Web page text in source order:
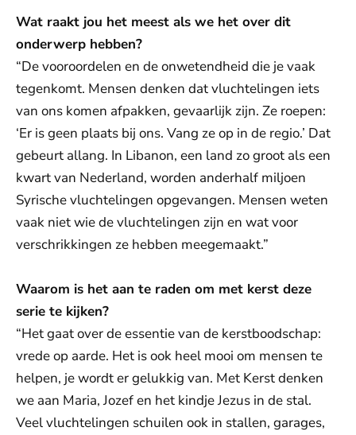
Wat raakt jou het meest als we het over dit
onderwerp hebben?
“De vooroordelen en de onwetendheid die je vaak
tegenkomt. Mensen denken dat vluchtelingen iets
van ons komen afpakken, gevaarlijk zijn. Ze roepen:
‘Er is geen plaats bij ons. Vang ze op in de regio.’ Dat
gebeurt allang. In Libanon, een land zo groot als een
kwart van Nederland, worden anderhalf miljoen
Syrische vluchtelingen opgevangen. Mensen weten
vaak niet wie de vluchtelingen zijn en wat voor
verschrikkingen ze hebben meegemaakt.”
Waarom is het aan te raden om met kerst deze
serie te kijken?
“Het gaat over de essentie van de kerstboodschap:
vrede op aarde. Het is ook heel mooi om mensen te
helpen, je wordt er gelukkig van. Met Kerst denken
we aan Maria, Jozef en het kindje Jezus in de stal.
Veel vluchtelingen schuilen ook in stallen, garages,